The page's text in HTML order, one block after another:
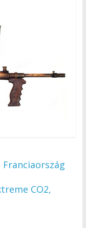
Franciaország
CO2,